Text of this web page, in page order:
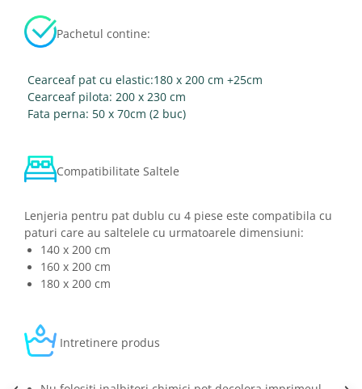
Pachetul contine:
Cearceaf pat cu elastic:180 x 200 cm +25cm
Cearceaf pilota: 200 x 230 cm
Fata perna: 50 x 70cm (2 buc)
Compatibilitate Saltele
Lenjeria pentru pat dublu cu 4 piese este compatibila cu
paturi care au saltelele cu urmatoarele dimensiuni:
140 x 200 cm
160 x 200 cm
180 x 200 cm
Intretinere produs